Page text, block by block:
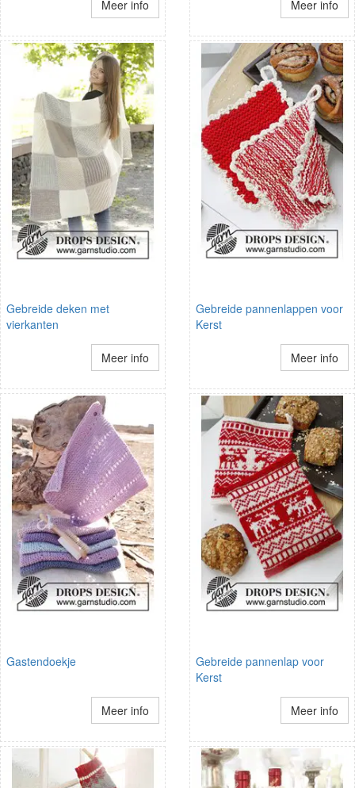
Meer info Meer info
Gebreide deken met
vierkanten
Meer info
Gebreide pannenlappen voor
Kerst
Meer info
Gastendoekje
Meer info
Gebreide pannenlap voor
Kerst
Meer info